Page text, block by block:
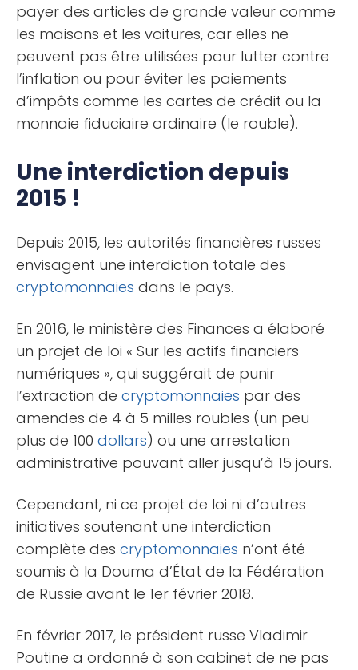
payer des articles de grande valeur comme
les maisons et les voitures, car elles ne
peuvent pas être utilisées pour lutter contre
l’inflation ou pour éviter les paiements
d’impôts comme les cartes de crédit ou la
monnaie fiduciaire ordinaire (le rouble).
Une interdiction depuis
2015 !
Depuis 2015, les autorités financières russes
envisagent une interdiction totale des
cryptomonnaies dans le pays.
En 2016, le ministère des Finances a élaboré
un projet de loi « Sur les actifs financiers
numériques », qui suggérait de punir
l’extraction de cryptomonnaies par des
amendes de 4 à 5 milles roubles (un peu
plus de 100 dollars) ou une arrestation
administrative pouvant aller jusqu’à 15 jours.
Cependant, ni ce projet de loi ni d’autres
initiatives soutenant une interdiction
complète des cryptomonnaies n’ont été
soumis à la Douma d’État de la Fédération
de Russie avant le 1er février 2018.
En février 2017, le président russe Vladimir
Poutine a ordonné à son cabinet de ne pas